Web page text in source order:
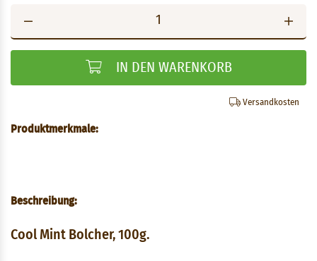
IN DEN WARENKORB
Versandkosten
Produktmerkmale:
Beschreibung:
Cool Mint Bolcher, 100g.